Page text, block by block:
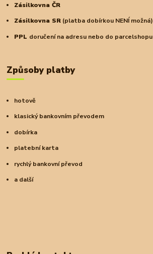
Zásilkovna ČR
Zásilkovna SR (platba dobírkou NENÍ možná)
PPL doručení na adresu nebo do parcelshopu
Způsoby platby
hotově
klasický bankovním převodem
dobírka
platební karta
rychlý bankovní převod
a další